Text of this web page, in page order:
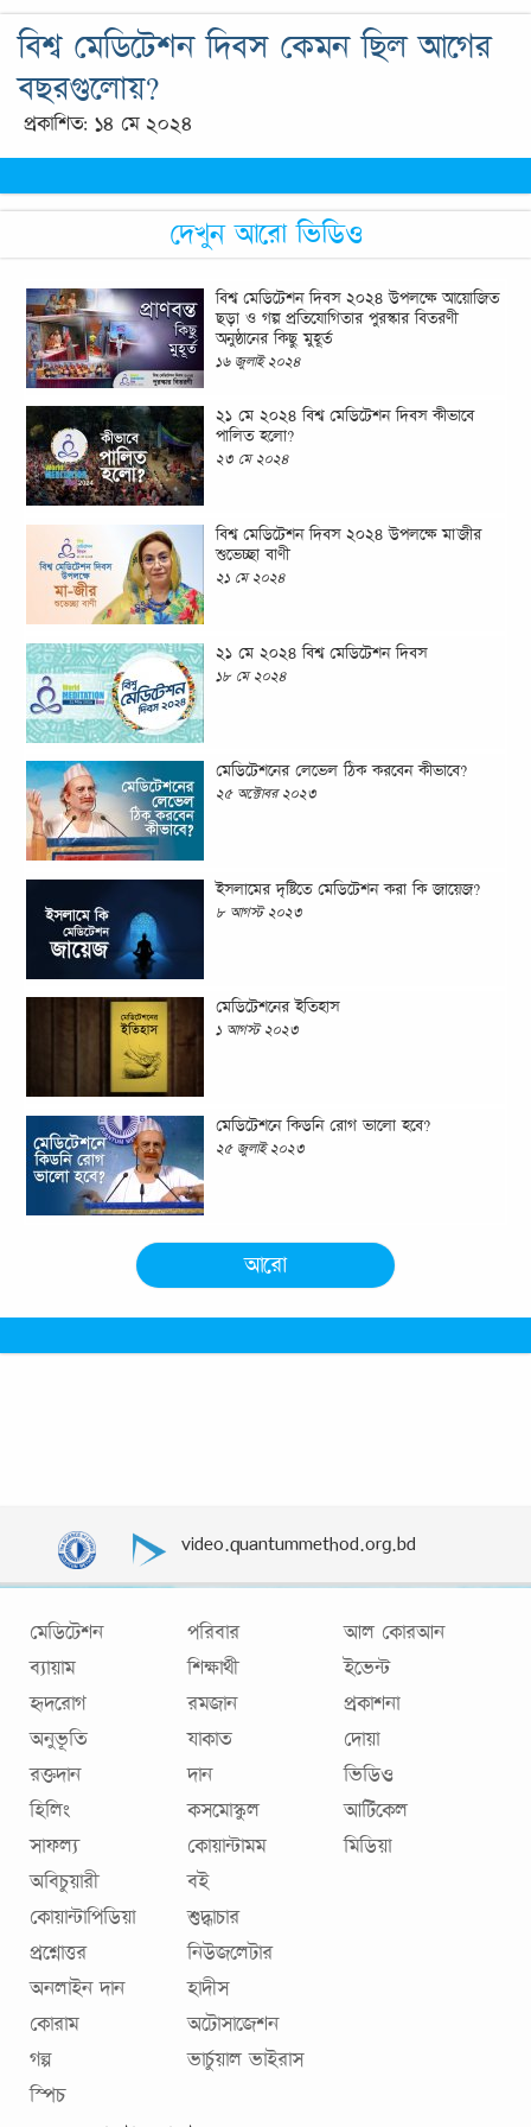
বিশ্ব মেডিটেশন দিবস কেমন ছিল আগের
বছরগুলোয়?
প্রকাশিত: ১৪ মে ২০২৪
দেখুন আরো ভিডিও
বিশ্ব মেডিটেশন দিবস ২০২৪ উপলক্ষে আয়োজিত
ছড়া ও গল্প প্রতিযোগিতার পুরস্কার বিতরণী
অনুষ্ঠানের কিছু মুহূর্ত
১৬ জুলাই ২০২৪
২১ মে ২০২৪ বিশ্ব মেডিটেশন দিবস কীভাবে
পালিত হলো?
২৩ মে ২০২৪
বিশ্ব মেডিটেশন দিবস ২০২৪ উপলক্ষে মা'জীর
শুভেচ্ছা বাণী
২১ মে ২০২৪
২১ মে ২০২৪ বিশ্ব মেডিটেশন দিবস
১৮ মে ২০২৪
মেডিটেশনের লেভেল ঠিক করবেন কীভাবে?
২৫ অক্টোবর ২০২৩
ইসলামের দৃষ্টিতে মেডিটেশন করা কি জায়েজ?
৮ আগস্ট ২০২৩
মেডিটেশনের ইতিহাস
১ আগস্ট ২০২৩
মেডিটেশনে কিডনি রোগ ভালো হবে?
২৫ জুলাই ২০২৩
আরো
video.quantummethod.org.bd
মেডিটেশন
ব্যায়াম
হৃদরোগ
অনুভূতি
রক্তদান
হিলিং
সাফল্য
পরিবার
শিক্ষার্থী
রমজান
যাকাত
দান
কসমোস্কুল
কোয়ান্টামম
আল কোরআন
ইভেন্ট
প্রকাশনা
দোয়া
ভিডিও
আর্টিকেল
মিডিয়া
অবিচুয়ারী
কোয়ান্টাপিডিয়া
প্রশ্নোত্তর
অনলাইন দান
কোরাম
গল্প
স্পিচ
বই
শুদ্ধাচার
নিউজলেটার
হাদীস
অটোসাজেশন
ভার্চুয়াল ভাইরাস